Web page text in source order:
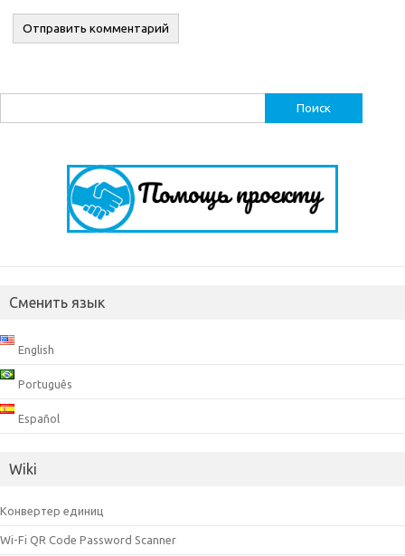
Сменить язык
English
Português
Español
Wiki
Конвертер единиц
Wi-Fi QR Code Password Scanner